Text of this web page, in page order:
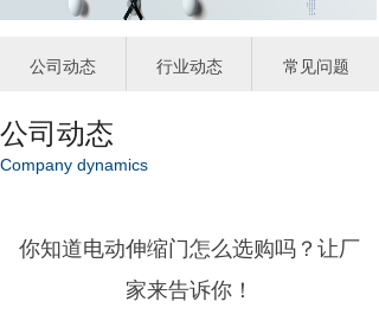
公司动态 行业动态 常见问题
公司动态
Company dynamics
你知道电动伸缩门怎么选购吗？让厂
家来告诉你！